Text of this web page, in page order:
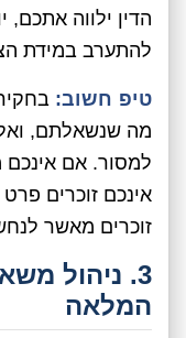
הדין ילווה אתכם,
להתערב במידת
טיפ חשוב:
מה שנשאלתם,
למסור. אם
אינכם זוכרים
זוכרים מאשר
3. ניהול
המלאה